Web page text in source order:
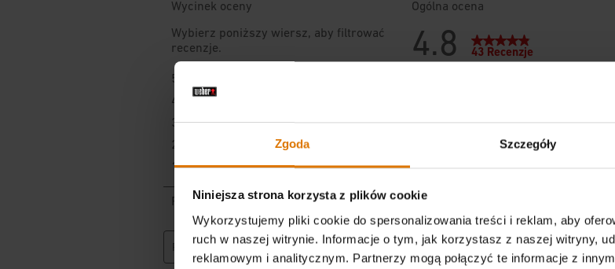
Zgoda Szczegóły
Niniejsza strona korzysta z plików cookie
Wykorzystujemy pliki cookie do spersonalizowania treści i reklam, aby
ruch w naszej witrynie. Informacje o tym, jak korzystasz z naszej witryny,
reklamowym i analitycznym. Partnerzy mogą połączyć te informacje z